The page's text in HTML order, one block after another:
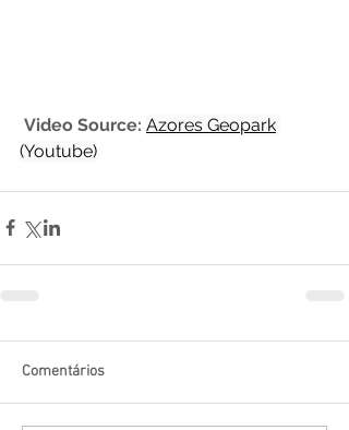
Video Source: Azores Geopark
(Youtube)
Comentários